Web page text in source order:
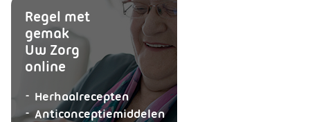
Regel met
gemak
Uw Zorg
online
Herhaalreceptenaanvragen
Anticonceptiemiddelenaanvragen